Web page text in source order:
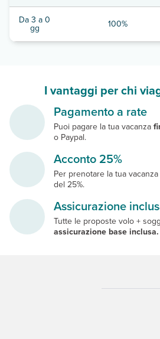
Da 3 a 0
gg 100%
I vantaggi per chi
Pagamento a rate
Puoi pagare la tua vacanza
o Paypal.
Acconto 25%
Per prenotare la tua
del 25%.
Assicurazione
Tutte le proposte volo +
assicurazione base inclusa.